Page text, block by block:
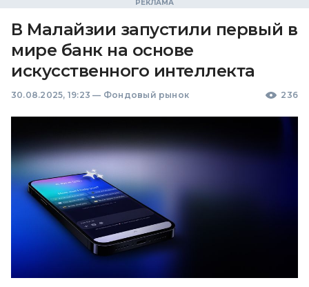
В Малайзии запустили первый в
мире банк на основе
искусственного интеллекта
30.08.2025, 19:23 — Фондовый рынок 236